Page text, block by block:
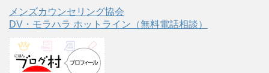
メンズカウンセリング協会
DV・モラハラ ホットライン（無料電話相談）